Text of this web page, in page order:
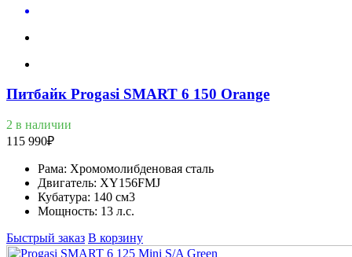
Питбайк Progasi SMART 6 150 Orange
2 в наличии
115 990₽
Рама: Хромомолибденовая сталь
Двигатель: XY156FMJ
Кубатура: 140 см3
Мощность: 13 л.с.
Быстрый заказ В корзину